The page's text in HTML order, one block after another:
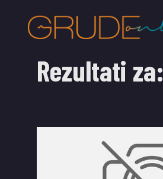
Rezultati za: